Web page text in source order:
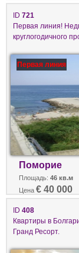
ID 721
Первая линия!
круглогодичного
Первая линия
Поморие
Площадь: 46 кв.м
Цена € 40 000
ID 408
Квартиры в
Гранд Ресорт.